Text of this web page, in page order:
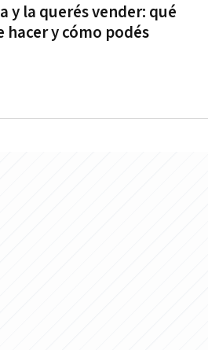
y la querés vender: qué
y cómo podés